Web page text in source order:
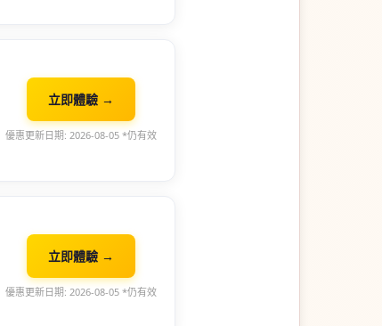
立即體驗 →
優惠更新日期: 2026-08-05 *仍有效
立即體驗 →
優惠更新日期: 2026-08-05 *仍有效